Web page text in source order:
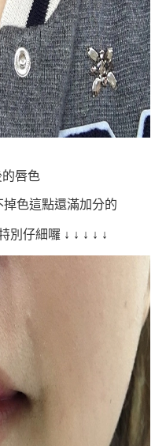
唇色
掉色這點還滿加分的
別仔細囉 ↓ ↓ ↓ ↓ ↓